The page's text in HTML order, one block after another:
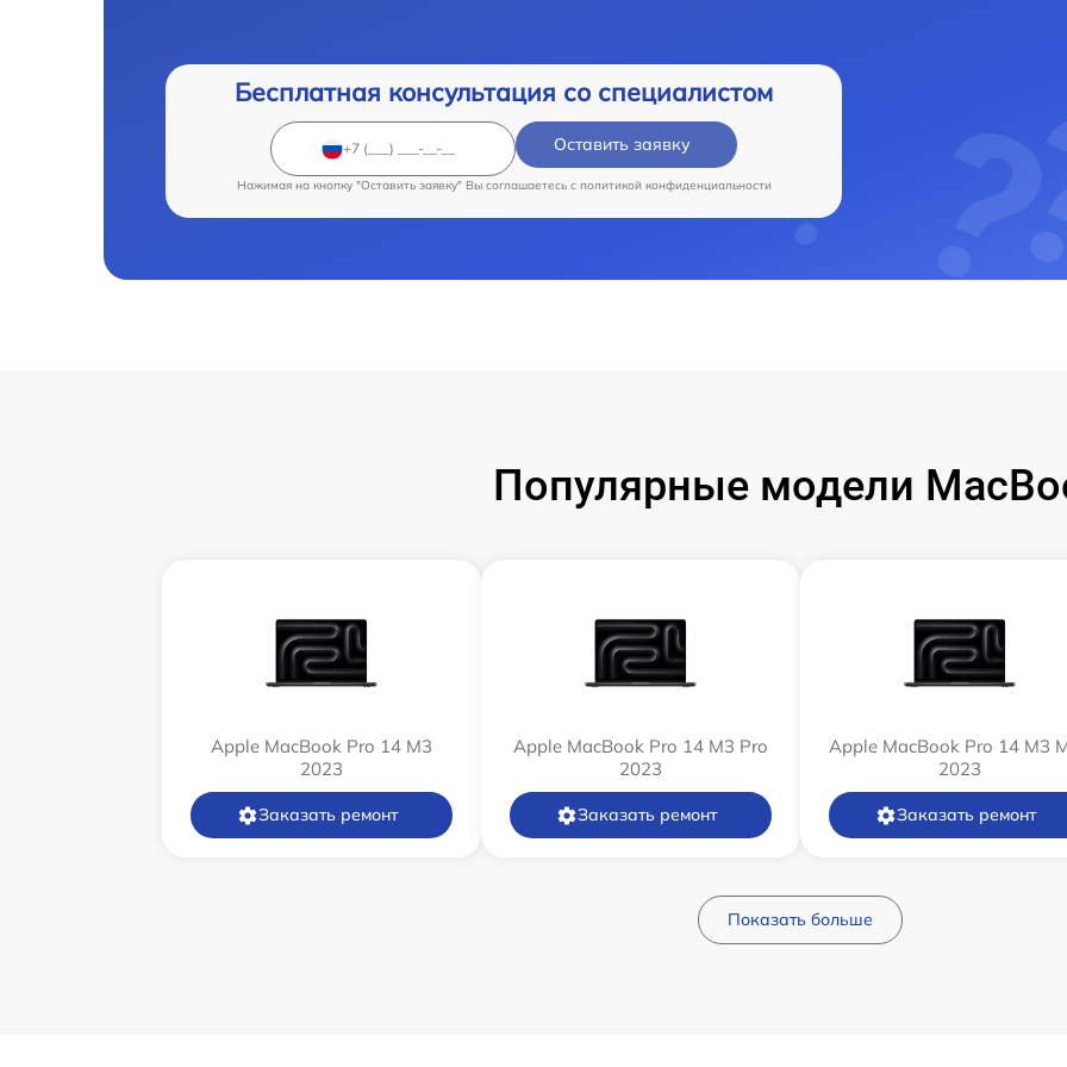
Бесплатная консультация со специалистом
Оставить заявку
Нажимая на кнопку "Оставить заявку" Вы соглашаетесь c политикой конфиденциальности
Популярные модели
Apple MacBook Pro 14 M3
2023
Заказать ремонт
Apple MacBook Pro 14 M3 Pro
2023
Заказать ремонт
Apple MacBook Pro 14 M3
2023
Заказать ремонт
Показать больше